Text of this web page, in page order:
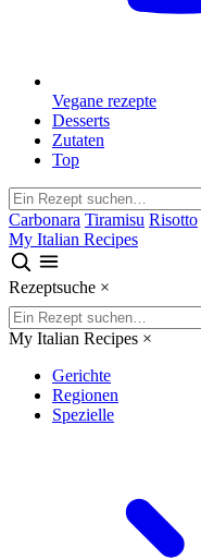
Vegane rezepte
Desserts
Zutaten
Top
Carbonara Tiramisu Risotto
My Italian Recipes
Rezeptsuche ×
My Italian Recipes ×
Gerichte
Regionen
Spezielle